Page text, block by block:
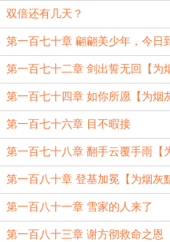
灰黯然跌落大盟加更9】
双倍还有几天？
第一百七十章 翩翩美少年，今日
天都
第一百七十二章 剑出誓无回【为
灰黯然跌落大盟加更12】
第一百七十四章 如你所愿【为烟
黯然跌落大盟加更14】
第一百七十六章 目不暇接
第一百七十八章 翻手云覆手雨【
烟灰黯然跌落大盟加更16】
第一百八十章 登基加冕【为烟灰
然跌落大盟加更18】
第一百八十一章 雪家的人来了
第一百八十三章 谢方彻救命之恩